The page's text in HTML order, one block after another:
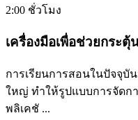
2:00 ชั่วโมง
เครื่องมือเพื่อช่วยกระ
การเรียนการสอนในปัจจุบั
ใหญ่ ทำให้รูปแบบการจัดก
พลิเคชั ...